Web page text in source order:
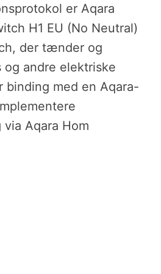
er Aqara
H1 EU (No Neutral)
der tænder og
og andre elektriske
binding med en Aqara-
Aqara Hom